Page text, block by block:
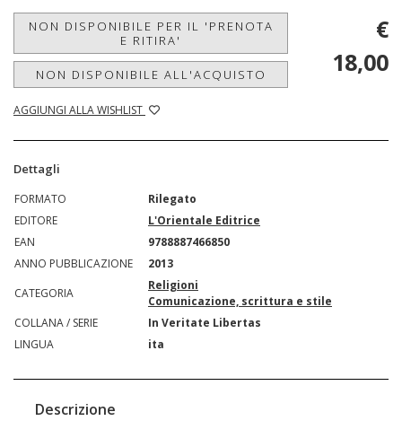
NON DISPONIBILE PER IL 'PRENOTA
E RITIRA'
NON DISPONIBILE ALL'ACQUISTO
AGGIUNGI ALLA WISHLIST
€
18,00
Dettagli
FORMATO
Rilegato
EDITORE
L'Orientale Editrice
EAN
9788887466850
ANNO PUBBLICAZIONE
2013
CATEGORIA
Religioni
Comunicazione, scrittura e stile
COLLANA / SERIE
In Veritate Libertas
LINGUA
ita
Descrizione